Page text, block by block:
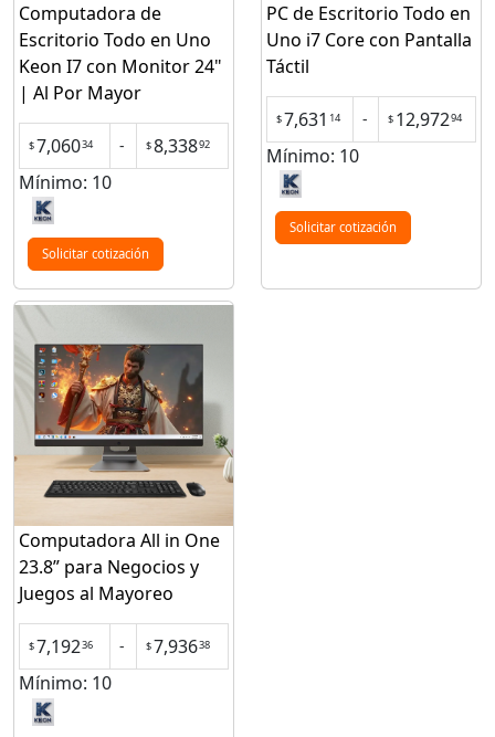
Computadora de
Escritorio Todo en Uno
Keon I7 con Monitor 24"
| Al Por Mayor
$7,06034 - $8,33892
Mínimo: 10
Solicitar cotización
PC de Escritorio Todo en
Uno i7 Core con Pantalla
Táctil
$7,631 14 - $ 12,97294
Mínimo: 10
Solicitar cotización
Computadora All in One
23.8” para Negocios y
Juegos al Mayoreo
$7,19236 - $7,93638
Mínimo: 10